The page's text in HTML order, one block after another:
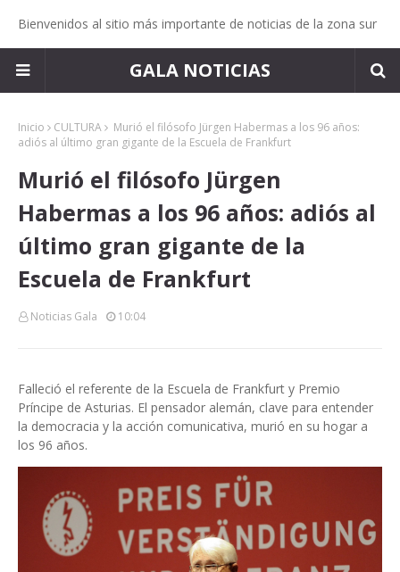
Bienvenidos al sitio más importante de noticias de la zona sur
GALA NOTICIAS
Inicio CULTURA
Murió el filósofo Jürgen Habermas a los 96 años:
adiós al último gran gigante de la Escuela de Frankfurt
Murió el filósofo Jürgen
Habermas a los 96 años: adiós al
último gran gigante de la
Escuela de Frankfurt
Noticias Gala 10:04
Falleció el referente de la Escuela de Frankfurt y Premio
Príncipe de Asturias. El pensador alemán, clave para entender
la democracia y la acción comunicativa, murió en su hogar a
los 96 años.